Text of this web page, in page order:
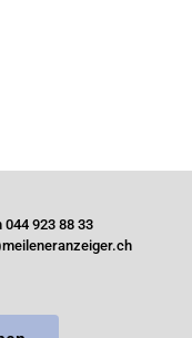
044 923 88 33